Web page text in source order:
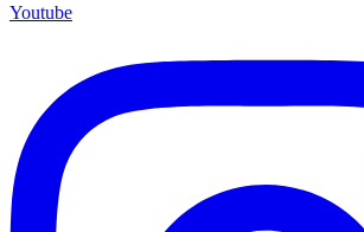
Youtube